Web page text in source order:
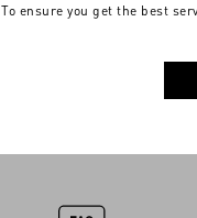
サイズガ
To ensure you get the best